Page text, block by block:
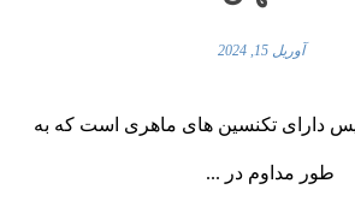
آوریل 15, 2024
دارای تکنسین های ماهری است که به
طور مداوم در ...